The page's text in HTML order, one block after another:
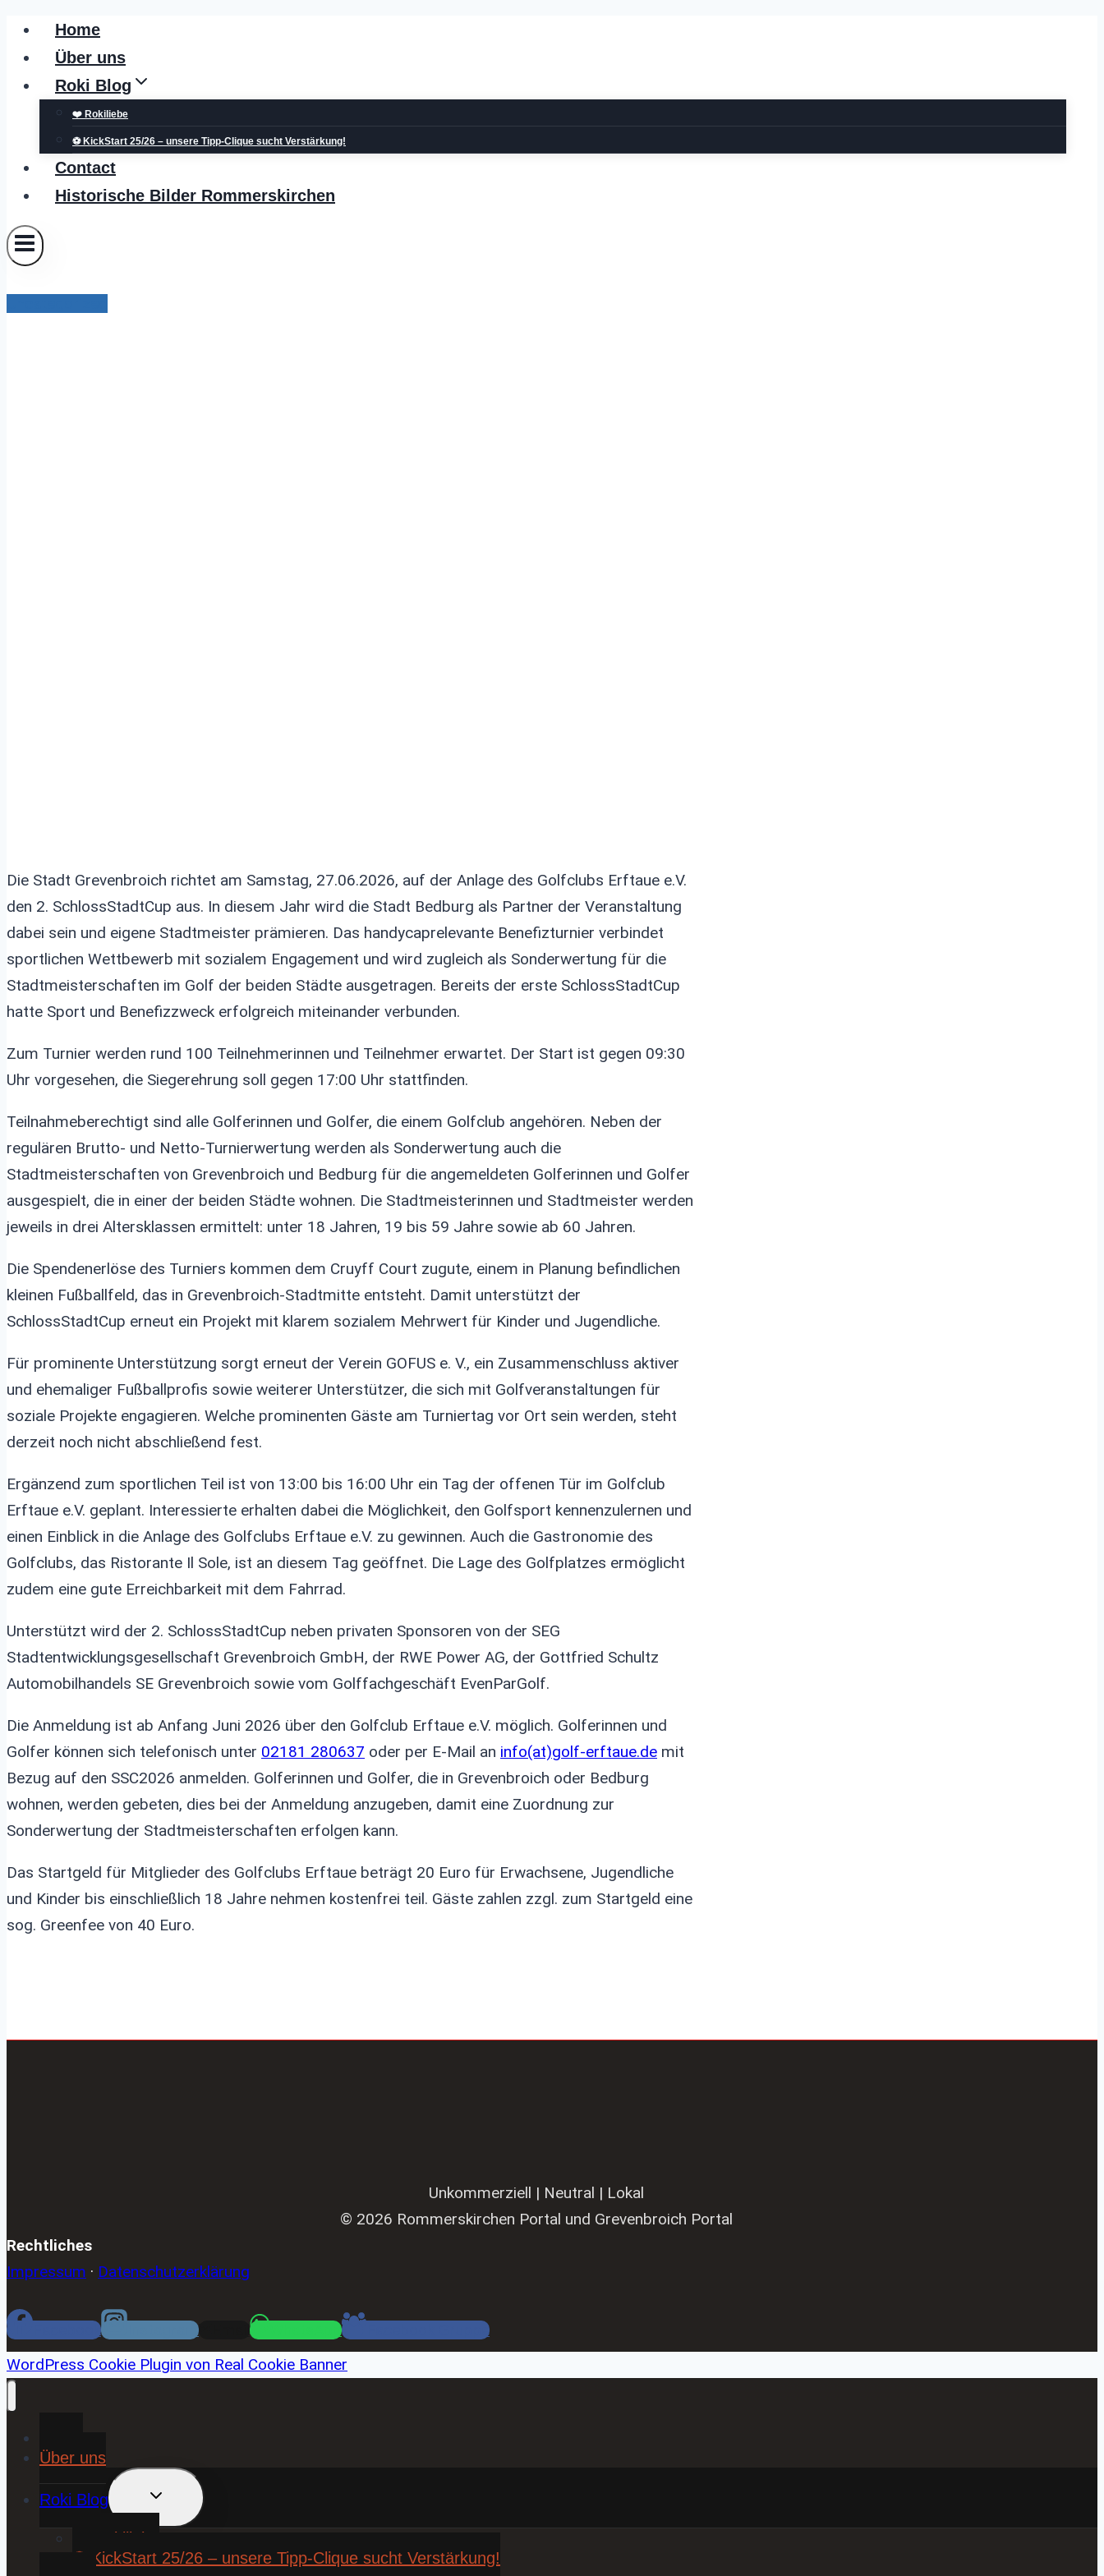
Zum
Inhalt
springen
Home
Über uns
Roki Blog
❤️ Rokiliebe
⚽ KickStart 25/26 – unsere Tipp-Clique sucht Verstärkung!
Contact
Historische Bilder Rommerskirchen
Die Stadt Grevenbroich richtet am Samstag, 27.06.2026, auf der Anlage des Golfclubs Erftaue e.V.
den 2. SchlossStadtCup aus. In diesem Jahr wird die Stadt Bedburg als Partner der Veranstaltung
dabei sein und eigene Stadtmeister prämieren. Das handycaprelevante Benefizturnier verbindet
sportlichen Wettbewerb mit sozialem Engagement und wird zugleich als Sonderwertung für die
Stadtmeisterschaften im Golf der beiden Städte ausgetragen. Bereits der erste SchlossStadtCup
hatte Sport und Benefizzweck erfolgreich miteinander verbunden.
Zum Turnier werden rund 100 Teilnehmerinnen und Teilnehmer erwartet. Der Start ist gegen 09:30
Uhr vorgesehen, die Siegerehrung soll gegen 17:00 Uhr stattfinden.
Teilnahmeberechtigt sind alle Golferinnen und Golfer, die einem Golfclub angehören. Neben der
regulären Brutto- und Netto-Turnierwertung werden als Sonderwertung auch die
Stadtmeisterschaften von Grevenbroich und Bedburg für die angemeldeten Golferinnen und Golfer
ausgespielt, die in einer der beiden Städte wohnen. Die Stadtmeisterinnen und Stadtmeister werden
jeweils in drei Altersklassen ermittelt: unter 18 Jahren, 19 bis 59 Jahre sowie ab 60 Jahren.
Die Spendenerlöse des Turniers kommen dem Cruyff Court zugute, einem in Planung befindlichen
kleinen Fußballfeld, das in Grevenbroich-Stadtmitte entsteht. Damit unterstützt der
SchlossStadtCup erneut ein Projekt mit klarem sozialem Mehrwert für Kinder und Jugendliche.
Für prominente Unterstützung sorgt erneut der Verein GOFUS e. V., ein Zusammenschluss aktiver
und ehemaliger Fußballprofis sowie weiterer Unterstützer, die sich mit Golfveranstaltungen für
soziale Projekte engagieren. Welche prominenten Gäste am Turniertag vor Ort sein werden, steht
derzeit noch nicht abschließend fest.
Ergänzend zum sportlichen Teil ist von 13:00 bis 16:00 Uhr ein Tag der offenen Tür im Golfclub
Erftaue e.V. geplant. Interessierte erhalten dabei die Möglichkeit, den Golfsport kennenzulernen und
einen Einblick in die Anlage des Golfclubs Erftaue e.V. zu gewinnen. Auch die Gastronomie des
Golfclubs, das Ristorante Il Sole, ist an diesem Tag geöffnet. Die Lage des Golfplatzes ermöglicht
zudem eine gute Erreichbarkeit mit dem Fahrrad.
Unterstützt wird der 2. SchlossStadtCup neben privaten Sponsoren von der SEG
Stadtentwicklungsgesellschaft Grevenbroich GmbH, der RWE Power AG, der Gottfried Schultz
Automobilhandels SE Grevenbroich sowie vom Golffachgeschäft EvenParGolf.
Die Anmeldung ist ab Anfang Juni 2026 über den Golfclub Erftaue e.V. möglich. Golferinnen und
Golfer können sich telefonisch unter 02181 280637 oder per E-Mail an info(at)golf-erftaue.de mit
Bezug auf den SSC2026 anmelden. Golferinnen und Golfer, die in Grevenbroich oder Bedburg
wohnen, werden gebeten, dies bei der Anmeldung anzugeben, damit eine Zuordnung zur
Sonderwertung der Stadtmeisterschaften erfolgen kann.
Das Startgeld für Mitglieder des Golfclubs Erftaue beträgt 20 Euro für Erwachsene, Jugendliche
und Kinder bis einschließlich 18 Jahre nehmen kostenfrei teil. Gäste zahlen zzgl. zum Startgeld eine
sog. Greenfee von 40 Euro.
Unkommerziell | Neutral | Lokal
© 2026 Rommerskirchen Portal und Grevenbroich Portal
Rechtliches
Impressum · Datenschutzerklärung
Facebook Instagram WhatsApp
Facebook Gruppe
WordPress Cookie Plugin von Real Cookie Banner
Über uns
Roki Blog
UNTERMENÜ
UMSCHALTEN
❤️ Rokiliebe
⚽ KickStart 25/26 – unsere Tipp-Clique sucht Verstärkung!